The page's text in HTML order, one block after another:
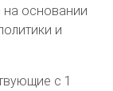
на основании
и
с 1